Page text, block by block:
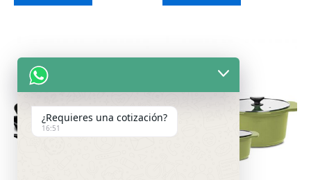
¿Requieres una cotización?
16:51